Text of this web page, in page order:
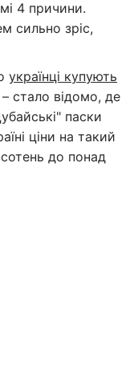
4 причини.
сильно зріс,
українці купують
– стало відомо, де
паски
ціни на такий
до понад